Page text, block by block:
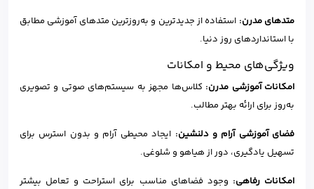
متدهای مدرن: استفاده از جدیدترین و به‌روزترین متدهای آموزشی مطابق
با استانداردهای روز دنیا.
ویژگی‌های محیط و امکانات
امکانات آموزشی مدرن: کلاس‌ها مجهز به سیستم‌های صوتی و تصویری
به‌روز برای ارائه بهتر مطالب.
فضای آموزشی آرام و دلنشین: ایجاد محیطی آرام و بدون استرس برای
تسهیل یادگیری، دور از هیاهو و شلوغی.
امکانات رفاهی: وجود فضاهای مناسب برای استراحت و تعامل بیشتر